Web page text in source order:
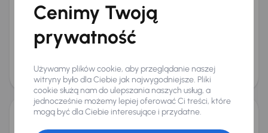
+7 kolejnych
Miesięczna rata
od 405 zł
obniżką
69 500 zł
68 000 zł
Możliwość odliczenia VAT
Audi A4 35 TDI
Cenimy Twoją
prywatność
Używamy plików cookie, aby przeglądanie naszej
witryny było dla Ciebie jak najwygodniejsze. Pliki
cookie służą nam do ulepszania naszych usług, a
jednocześnie możemy lepiej oferować Ci treści, które
mogą być dla Ciebie interesujące i przydatne.